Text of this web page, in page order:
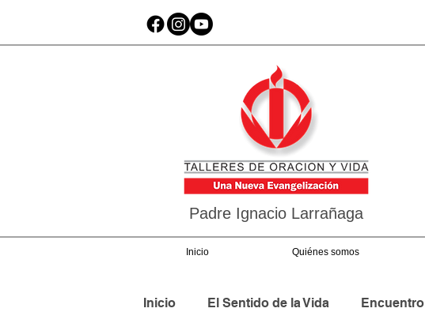
Padre Ignacio Larrañaga
Inicio Quiénes somos
Inicio El Sentido de la Vida Encuentro